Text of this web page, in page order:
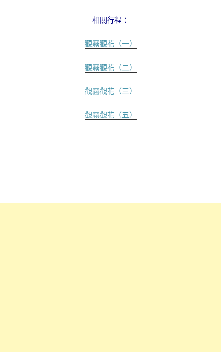
相關行程：
觀霧觀花（一）
觀霧觀花（二）
觀霧觀花（三）
觀霧觀花（五）